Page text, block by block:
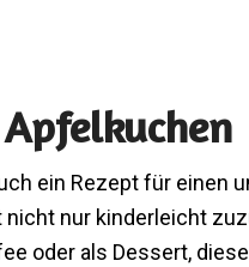
ein Rezept für einen
nur kinderleicht
oder als Dessert,